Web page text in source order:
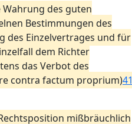
Wahrung des guten
Bestimmungen des
des Einzelvertrages und für
dem Richter
das Verbot des
contra factum proprium)41
mißbräuchlich